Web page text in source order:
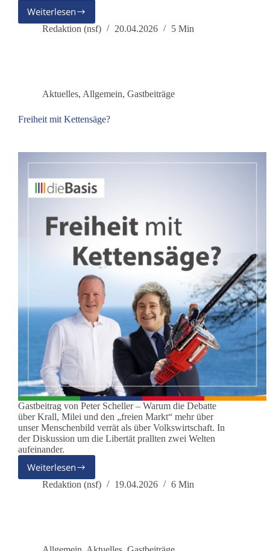
Weiterlesen
Nem
tudom
trojanisches
Pferd
in
Ungarn?
Redaktion (nsf) 20.04.2026 5 Min
Aktuelles, Allgemein, Gastbeiträge
Freiheit mit Kettensäge?
Gastbeitrag von Peter Scheller – Warum die Debatte
über Krall, Milei und den „freien Markt“ mehr über
unser Menschenbild verrät als über Volkswirtschaft. In
der Diskussion um die Libertät prallten zwei Welten
aufeinander.
Weiterlesen
Freiheit
mit
Redaktion (nsf) 19.04.2026 6 Min